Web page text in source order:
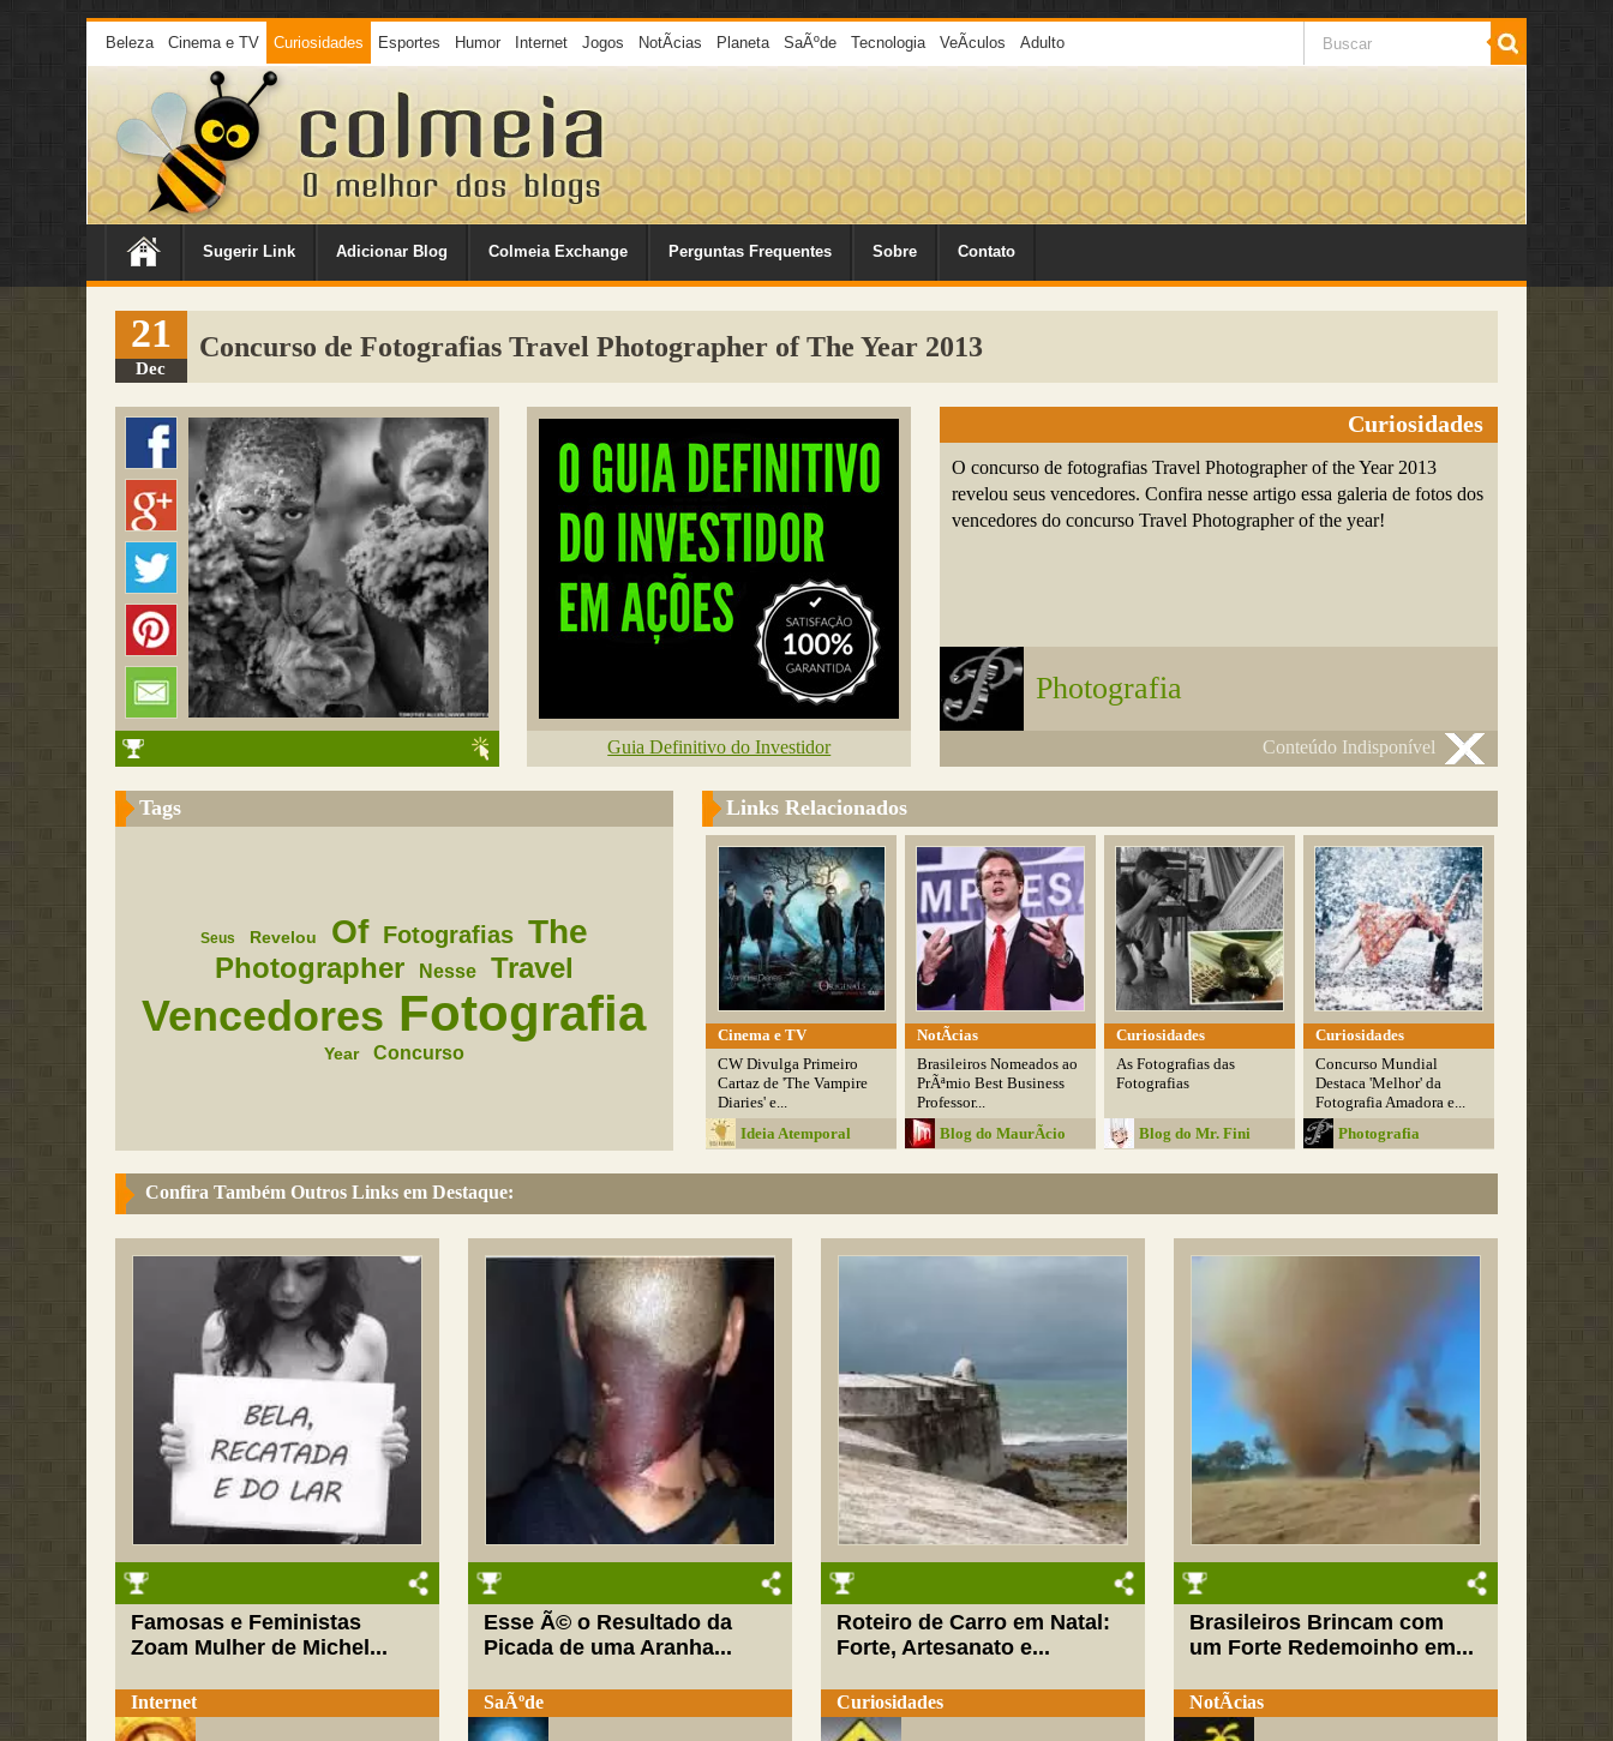
Beleza Cinema e TV Curiosidades Esportes Humor Internet Jogos NotÃ­cias Planeta SaÃºde Tecnologia VeÃ­culos Adulto
Sugerir Link Adicionar Blog Colmeia Exchange Perguntas Frequentes Sobre Contato
21
Dec
Concurso de Fotografias Travel Photographer of The Year 2013
Guia Definitivo do Investidor
Curiosidades
O concurso de fotografias Travel Photographer of the Year 2013
revelou seus vencedores. Confira nesse artigo essa galeria de fotos dos
vencedores do concurso Travel Photographer of the year!
Photografia
Conteúdo Indisponível
Tags
Seus Revelou Of Fotografias The
Photographer Nesse Travel
Vencedores Fotografia
Year Concurso
Links Relacionados
Cinema e TV
CW Divulga Primeiro
Cartaz de 'The Vampire
Diaries' e...
Ideia Atemporal
NotÃ­cias
Brasileiros Nomeados ao
PrÃªmio Best Business
Professor...
Blog do MaurÃ­cio
Curiosidades
As Fotografias das
Fotografias
Blog do Mr. Fini
Curiosidades
Concurso Mundial
Destaca 'Melhor' da
Fotografia Amadora e...
Photografia
Confira Também Outros Links em Destaque:
Famosas e Feministas
Zoam Mulher de Michel...
Internet
Esse Ã© o Resultado da
Picada de uma Aranha...
SaÃºde
Roteiro de Carro em Natal:
Forte, Artesanato e...
Curiosidades
Brasileiros Brincam com
um Forte Redemoinho em...
NotÃ­cias